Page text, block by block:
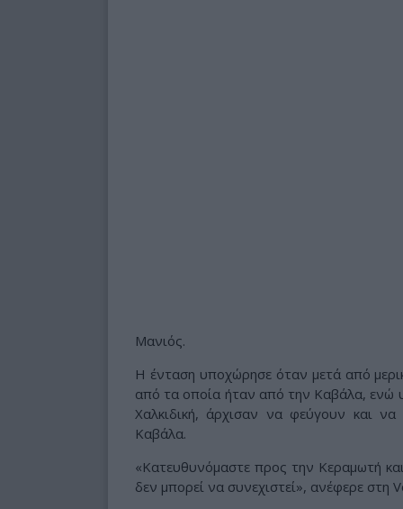
Μανιός.
Η ένταση υποχώρησε όταν μετά από
από τα οποία ήταν από την Καβάλα, ενώ
Χαλκιδική, άρχισαν να φεύγουν και
Καβάλα.
«Κατευθυνόμαστε προς την Κεραμωτή
δεν μπορεί να συνεχιστεί», ανέφερε στη